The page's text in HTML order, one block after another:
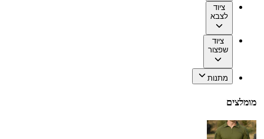
ציוד
לצבא
ציוד
שפצור
מתנות
מומלצים